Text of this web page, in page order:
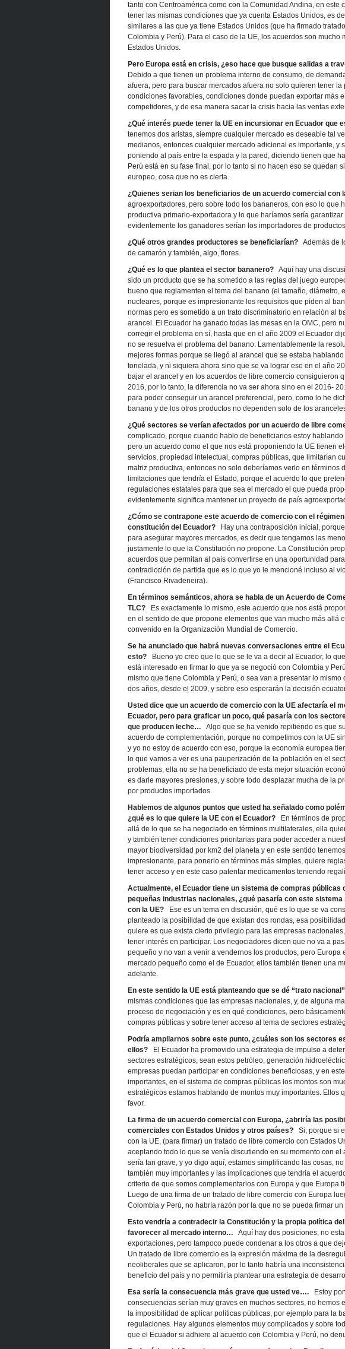
tanto con Centroamérica como con la Comunidad Andina, en este
tener las mismas condiciones que ya cuenta Estados Unidos, es
similares a las que ya tiene Estados Unidos (que ha firmado
Colombia y Perú). Para el caso de la UE, los acuerdos son mucho
Estados Unidos.
Pero Europa está en crisis, ¿eso hace que busque salidas a
Debido a que tienen un problema interno de consumo, de
afuera, pero para buscar mercados afuera no solo quieren tener
condiciones favorables, condiciones donde puedan exportar más
competidores, y de esa manera sacar la crisis hacia las ventas
¿Qué interés puede tener la UE en incursionar en Ecuador que
tenemos dos aristas, siempre cualquier mercado es deseable tal
medianos, entonces cualquier mercado adicional es importante, y
poniendo al país entre la espada y la pared, diciendo tienen que
Perú está en su fase final, por lo tanto si no hacen eso se quedan
europeo, cosa que no es cierta.
¿Quienes serian los beneficiarios de un acuerdo comercial con
agroexportadores, pero sobre todo los bananeros, con eso lo que
productiva primario-exportadora y lo que haríamos sería
evidentemente los ganadores serían los importadores de
¿Qué otros grandes productores se beneficiarían?Además de
de camarón y también, algo, flores.
¿Qué es lo que plantea el sector bananero?Aquí hay una
sido un producto que se ha sometido a las reglas del juego
bueno que reglamenten el tema del banano (el tamaño, diámetro,
nucleares, porque es impresionante los requisitos que piden al
normas pero es sometido a un trato discriminatorio en relación al
arancel. El Ecuador ha ganado todas las mesas en la OMC, pero
corregir el problema en sí, hasta que en el año 2009 el Ecuador
no se resuelva el problema del banano. Lamentablemente la
mejores formas porque se llegó al arancel que se estaba
tonelada, y ni siquiera ahora sino que se va lograr eso en el año
bajar el arancel y en los acuerdos de libre comercio consiguieron
2016, por lo tanto, la diferencia no va ser ahora sino en el 2016-
para poder conseguir un arancel preferencial, pero, como lo he
banano y de los otros productos no dependen solo de los
¿Qué sectores se verían afectados por un acuerdo de libre
complicado, porque cuando hablo de beneficiarios estoy
pero un acuerdo como el que nos está proponiendo la UE tienen
servicios, propiedad intelectual, compras públicas, que limitarían
matriz productiva, entonces no solo deberíamos verlo en términos
limitaciones que tendría el Estado, porque el acuerdo lo que
regulaciones estatales para que sea el mercado el que pueda
evidentemente significa mantener un proyecto de país
¿Cómo se contrapone este acuerdo de comercio con el
constitución del Ecuador?Hay una contraposición inicial,
para asegurar mayores mercados, es decir que tengamos las
justamente lo que la Constitución no propone. La Constitución
acuerdos que permitan al país convertirse en una oportunidad
contradicción de partida que es lo que yo le mencioné incluso al
(Francisco Rivadeneira).
En términos semánticos, ahora se habla de un Acuerdo de
TLC?Es exactamente lo mismo, este acuerdo que nos está
en el sentido de que propone elementos que van mucho más allá
convenido en la Organización Mundial de Comercio.
Se ha anunciado que habrá nuevas conversaciones entre el
esto?Bueno yo creo que lo que se le va a decir al Ecuador, lo
está interesado en firmar lo que ya se negoció con Colombia y
mismo que tiene Colombia y Perú, o sea van a presentar lo
dos años, desde el 2009, y sobre eso esperarán la decisión
Usted dice que un acuerdo de comercio con la UE afectaría el
Ecuador, pero para graficar un poco, qué pasaría con los
que producen leche… Algo que se ha venido repitiendo es que
acuerdo de complementación, porque no competimos con la UE
y yo no estoy de acuerdo con eso, porque la economía europea
lo que vamos a ver es una pauperización de la población en el
problemas, ella no se ha beneficiado de esta mejor situación
es darle mayores presiones, y sobre todo desplazar mucha de la
por productos importados.
Hablemos de algunos puntos que usted ha señalado como
¿qué es lo que quiere la UE con el Ecuador?En términos de
allá de lo que se ha negociado en términos multilaterales, ella
y también tener condiciones prioritarias para poder acceder a
mayor biodiversidad por km2 del planeta y en este sentido
impresionante, para ponerlo en términos más simples, quiere
tener acceso y en este caso patentar medicamentos teniendo
Actualmente, el Ecuador tiene un sistema de compras públicas
pequeñas industrias nacionales, ¿qué pasaría con este
con la UE?Ese es un tema en discusión, qué es lo que se va
planteado la posibilidad de que existan dos rondas, esa
quiere es que exista cierto privilegio para las empresas
tener interés en participar. Los negociadores dicen que no va a
pequeño y no van a venir a vendernos los productos, pero Europa
mercado pequeño como el de Ecuador, ellos también tienen una
adelante.
En este sentido la UE está planteando que se dé “trato
mismas condiciones que las empresas nacionales, y, de alguna
proceso de negociación y es en qué condiciones, pero
compras públicas y sobre tener acceso al tema de sectores
Podría ampliarnos sobre este punto, ¿cuáles son los sectores
ellos?El Ecuador ha promovido una estrategia de impulso a
sectores estratégicos, sean estos petróleo, generación
empresas puedan participar en condiciones beneficiosas, y en
importantes, en el sistema de compras públicas los montos son
estratégicos estamos hablando de montos muy importantes. Ellos
favor.
La firma de un acuerdo comercial con Europa, ¿abriría las
comerciales con Estados Unidos y otros países?Si, porque si
con la UE, (para firmar) un tratado de libre comercio con Estados
aceptando todo lo que se venía discutiendo en su momento con
sería tan grave, y yo digo aquí, estamos simplificando las cosas,
también muy importantes y las implicaciones que tendría el
criterio de que somos complementarios con Europa y que Europa
Luego de una firma de un tratado de libre comercio con Europa
Colombia y Perú, no habría razón por la que no se pueda firmar
Esto vendría a contradecir la Constitución y la propia política
favorecer al mercado interno… Aquí hay dos posiciones, no
exportaciones, pero tampoco puede condenar a los otros a que
Un tratado de libre comercio es la expresión máxima de la
neoliberales que se aplicaron, por lo tanto habría una
beneficio del país y no permitiría plantear una estrategia de
Esa sería la consecuencia más grave que usted ve….Estoy
consecuencias serían muy graves en muchos sectores, no hemos
la imposibilidad de aplicar políticas públicas, por ejemplo para la
regulaciones. Hay algunos elementos muy complicados y sobre
que el Ecuador si adhiere al acuerdo con Colombia y Perú, no